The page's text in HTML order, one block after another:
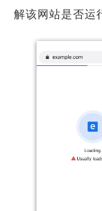
解该网站是否运